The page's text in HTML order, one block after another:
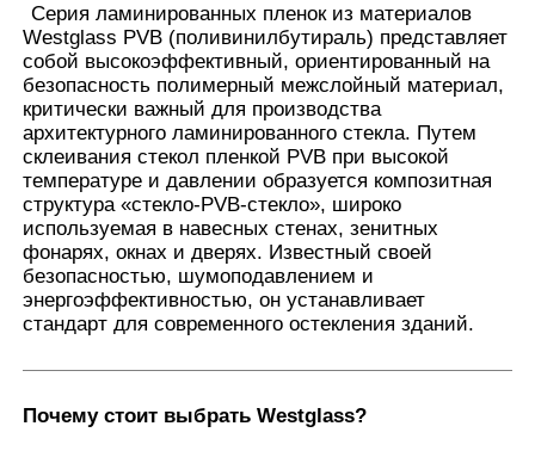
Главная страница
Продукция
О Компании
Наша фабрика
контроль качества
Серия ламинированных пленок из материалов
Westglass PVB (поливинилбутираль) представляет
собой высокоэффективный, ориентированный на
безопасность полимерный межслойный материал,
критически важный для производства
архитектурного ламинированного стекла. Путем
склеивания стекол пленкой PVB при высокой
температуре и давлении образуется композитная
структура «стекло-PVB-стекло», широко
используемая в навесных стенах, зенитных
фонарях, окнах и дверях. Известный своей
безопасностью, шумоподавлением и
энергоэффективностью, он устанавливает
стандарт для современного остекления зданий.
Почему стоит выбрать Westglass?